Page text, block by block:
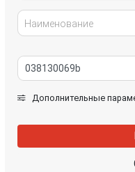
Land Rover
Mazda
Nissan
Наименование
Дополнительные